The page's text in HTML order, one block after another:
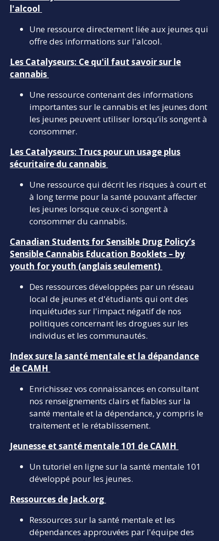
l'alcool
Une ressource directement liée aux jeunes qui
offre des informations sur l'alcool.
Les Catalyseurs: Ce qu'il faut savoir sur le
cannabis
Une ressource contenant des informations
importantes sur le cannabis et les jeunes dont
les jeunes peuvent utiliser lorsqu’ils songent à
consommer.
Les Catalyseurs: Trucs pour un usage plus
sécuritaire du cannabis
Une ressource qui décrit les risques à court et
à long terme pour la santé pouvant affecter
les jeunes lorsque ceux-ci songent à
consommer du cannabis.
Canadian Students for Sensible Drug Policy’s
Sensible Cannabis Education Booklets – by
youth for youth (anglais seulement)
Des ressources développées par un réseau
local de jeunes et d'étudiants qui ont des
inquiétudes sur l'impact négatif de nos
politiques concernant les drogues sur les
individus et les communautés.
Index sure la santé mentale et la dépandance
de CAMH
Enrichissez vos connaissances en consultant
nos renseignements clairs et fiables sur la
santé mentale et la dépendance, y compris le
traitement et le rétablissement.
Jeunesse et santé mentale 101 de CAMH
Un tutoriel en ligne sur la santé mentale 101
développé pour les jeunes.
Ressources de Jack.org
Ressources sur la santé mentale et les
dépendances approuvées par l'équipe des